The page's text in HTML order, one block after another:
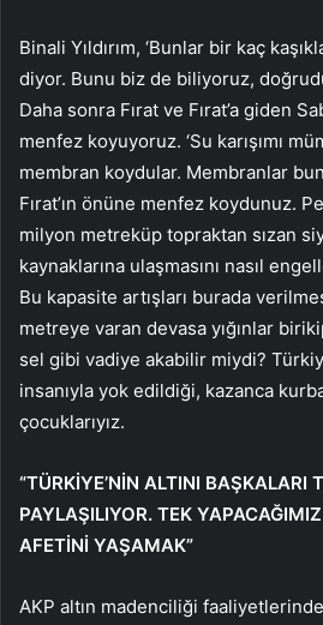
Binali Yıldırım, ‘Bunlar bir kaç
diyor. Bunu biz de biliyoruz,
Daha sonra Fırat ve Fırat’a giden
menfez koyuyoruz. ‘Su karışımı
membran koydular. Membranlar
Fırat’ın önüne menfez koydunuz.
milyon metreküp topraktan sızan
kaynaklarına ulaşmasını nasıl
Bu kapasite artışları burada
metreye varan devasa yığınlar
sel gibi vadiye akabilir miydi?
insanıyla yok edildiği, kazanca
çocuklarıyız.
“TÜRKİYE’NİN ALTINI BAŞKALARI
PAYLAŞILIYOR. TEK
AFETİNİ YAŞAMAK”
AKP altın madenciliği